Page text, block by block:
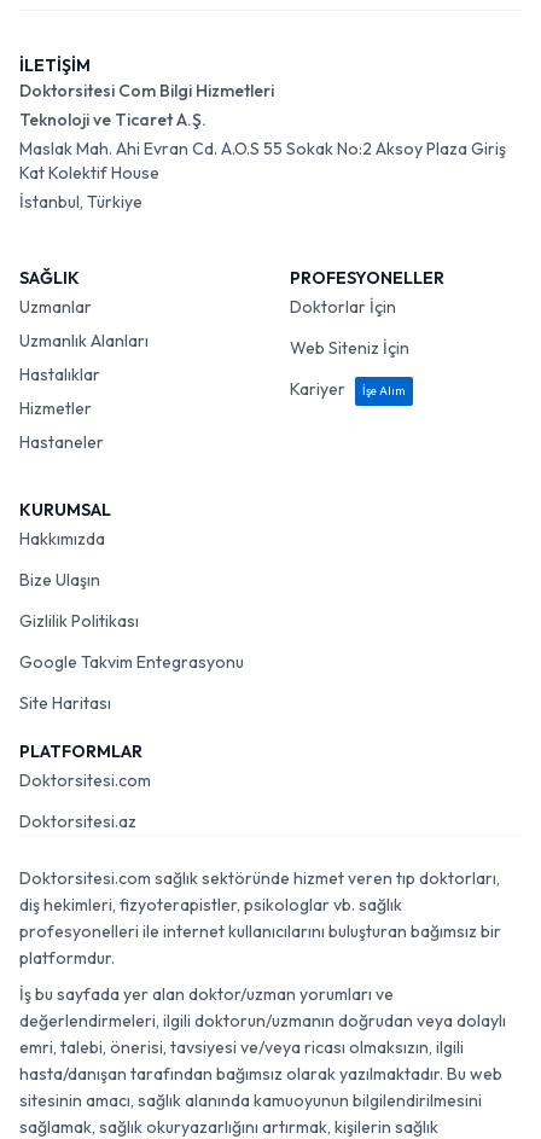
İLETİŞİM
Doktorsitesi Com Bilgi Hizmetleri
Teknoloji ve Ticaret A.Ş.
Maslak Mah. Ahi Evran Cd. A.O.S 55 Sokak No:2 Aksoy Plaza Giriş
Kat Kolektif House
İstanbul, Türkiye
SAĞLIK
Uzmanlar
Uzmanlık Alanları
Hastalıklar
Hizmetler
Hastaneler
PROFESYONELLER
Doktorlar İçin
Web Siteniz İçin
Kariyer
İşe Alım
KURUMSAL
Hakkımızda
Bize Ulaşın
Gizlilik Politikası
Google Takvim Entegrasyonu
Site Haritası
PLATFORMLAR
Doktorsitesi.com
Doktorsitesi.az
Doktorsitesi.com sağlık sektöründe hizmet veren tıp doktorları,
diş hekimleri, fizyoterapistler, psikologlar vb. sağlık
profesyonelleri ile internet kullanıcılarını buluşturan bağımsız bir
platformdur.
İş bu sayfada yer alan doktor/uzman yorumları ve
değerlendirmeleri, ilgili doktorun/uzmanın doğrudan veya dolaylı
emri, talebi, önerisi, tavsiyesi ve/veya ricası olmaksızın, ilgili
hasta/danışan tarafından bağımsız olarak yazılmaktadır. Bu web
sitesinin amacı, sağlık alanında kamuoyunun bilgilendirilmesini
sağlamak, sağlık okuryazarlığını artırmak, kişilerin sağlık